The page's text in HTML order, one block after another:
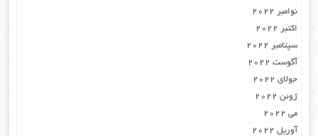
نوامبر 2022
اکتبر 2022
سپتامبر 2022
آگوست 2022
جولای 2022
ژوئن 2022
می 2022
آوریل 2022